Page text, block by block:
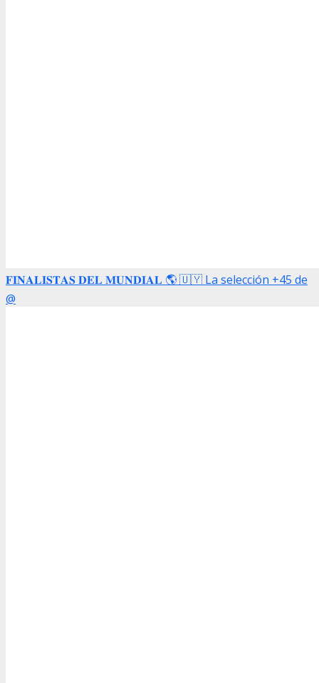
𝐅𝐈𝐍𝐀𝐋𝐈𝐒𝐓𝐀𝐒 𝐃𝐄𝐋 𝐌𝐔𝐍𝐃𝐈𝐀𝐋 🌎 🇺🇾 La selección +45 de
@